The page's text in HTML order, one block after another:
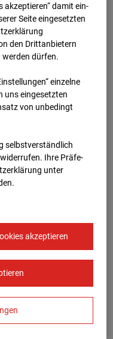
3
akzeptieren“ damit ein­
Seite eingesetzten
den Drittanbietern
werden dürfen.
einzelne
uns eingesetzten
von unbedingt
selbstverständlich
Ihre Prä­fe­
unter
akzeptieren